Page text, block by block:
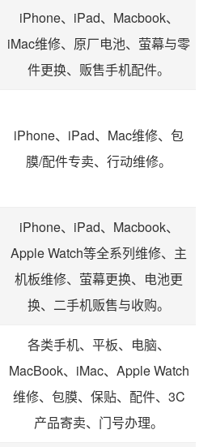
iPhone、iPad、Macbook、
iMac维修、原厂电池、萤幕与零
件更换、贩售手机配件。
iPhone、iPad、Mac维修、包
膜/配件专卖、行动维修。
iPhone、iPad、Macbook、
Apple Watch等全系列维修、主
机板维修、萤幕更换、电池更
换、二手机贩售与收购。
各类手机、平板、电脑、
MacBook、iMac、Apple Watch
维修、包膜、保贴、配件、3C
产品寄卖、门号办理。